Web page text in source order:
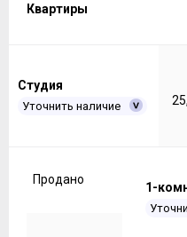
Квартиры
Студия
Уточнить наличие
Продано
1-